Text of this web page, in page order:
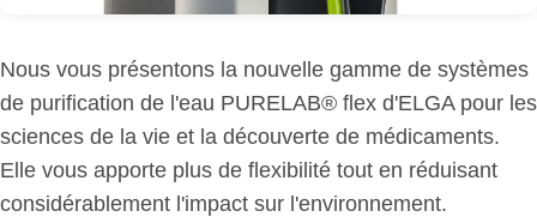
Nous vous présentons la nouvelle gamme de systèmes
de purification de l'eau PURELAB® flex d'ELGA pour les
sciences de la vie et la découverte de médicaments.
Elle vous apporte plus de flexibilité tout en réduisant
considérablement l'impact sur l'environnement.